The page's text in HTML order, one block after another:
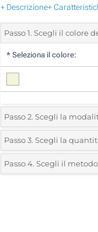
+ Descrizione+
Passo 1. Scegli il colore
* Seleziona il colore:
Passo 2. Scegli la
*Seleziona la posizione
1 Colore (Su un lato, in
Passo 3. Scegli la
*Quantità desiderata:
Passo 4. Scegli il